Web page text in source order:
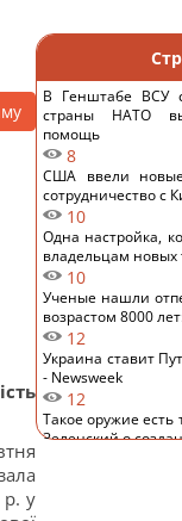
р. у
В Генштабе ВСУ
страны НАТО
помощь
8
США ввели
сотрудничество с
10
Одна настройка,
владельцам новых
10
Ученые нашли
возрастом 8000
12
Украина ставит
- Newsweek
12
Такое оружие есть
Зеленский о